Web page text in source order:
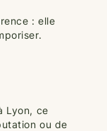
: elle
Lyon, ce
ou de